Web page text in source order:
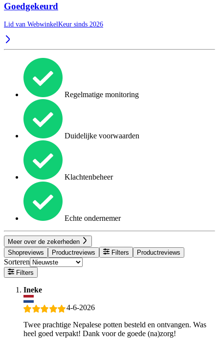
Goedgekeurd
Lid van WebwinkelKeur sinds 2026
Regelmatige monitoring
Duidelijke voorwaarden
Klachtenbeheer
Echte ondernemer
Meer over de zekerheden
Shopreviews
Productreviews Filters Productreviews
Sorteren
Filters
Ineke
4-6-2026
Twee prachtige Nepalese potten besteld en ontvangen. Was
heel goed verpakt! Dank voor de goede (na)zorg!